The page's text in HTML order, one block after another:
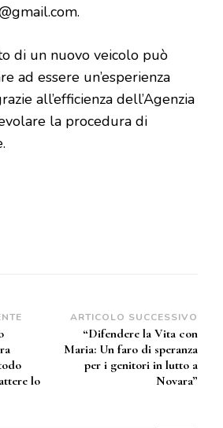
di un nuovo veicolo può
ad essere un’esperienza
all’efficienza dell’Agenzia
la procedura di
lo
ARTICOLO SUCCESSIVO
“Difendere la Vita con
Maria: Un faro di speranza
per i genitori in lutto a
Novara”